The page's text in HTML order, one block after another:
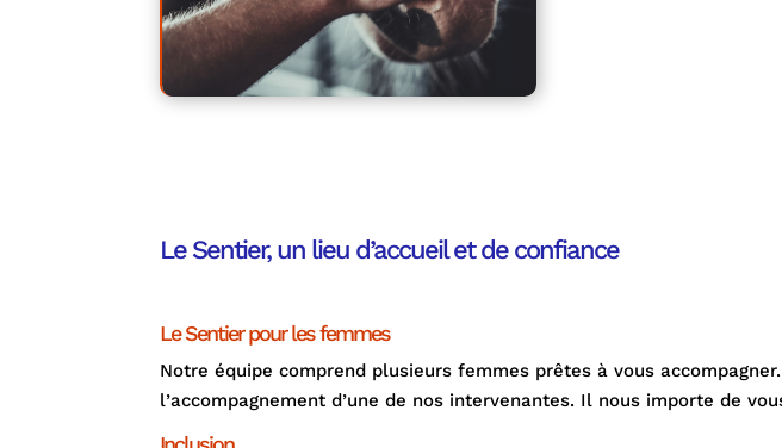
Le Sentier, un lieu d’accueil et de confiance
Le Sentier pour les femmes
Notre équipe comprend plusieurs femmes prêtes à vous
l’accompagnement d’une de nos intervenantes. Il nous importe de